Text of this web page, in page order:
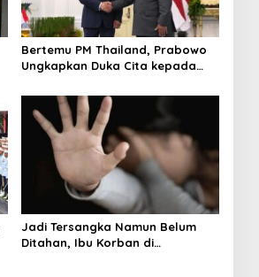
Bertemu PM Thailand, Prabowo
Ungkapkan Duka Cita kepada
ke Raja Thailand
Jadi Tersangka Namun Belum
Ditahan, Ibu Korban di